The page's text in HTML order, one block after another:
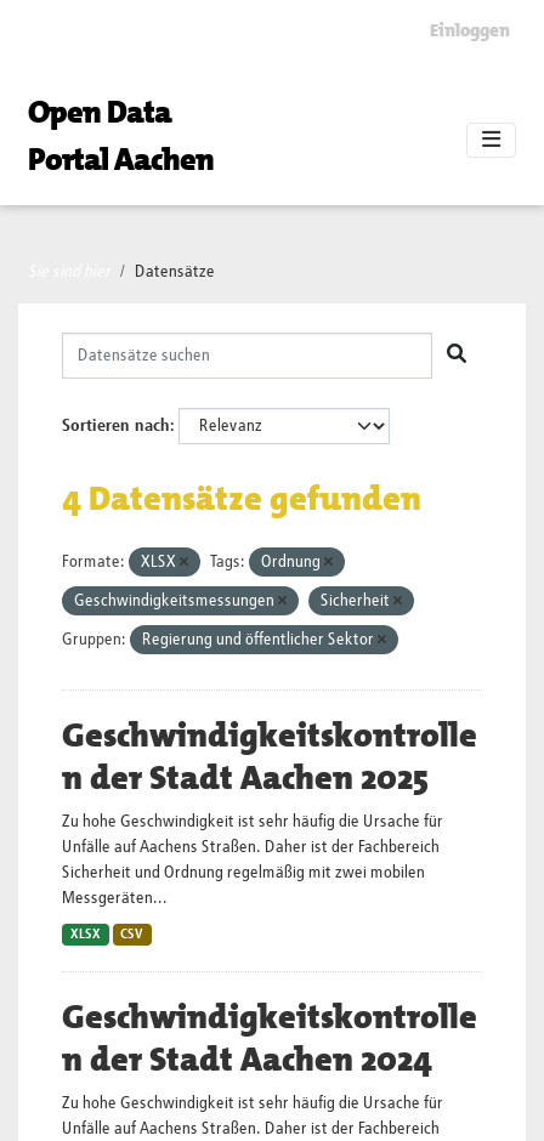
Einloggen
Open Data
Portal Aachen
Datensätze
Sortieren nach
4 Datensätze gefunden
Formate: XLSX Tags: Ordnung
Geschwindigkeitsmessungen Sicherheit
Gruppen: Regierung und öffentlicher Sektor
Geschwindigkeitskontrolle
n der Stadt Aachen 2025
Zu hohe Geschwindigkeit ist sehr häufig die Ursache für
Unfälle auf Aachens Straßen. Daher ist der Fachbereich
Sicherheit und Ordnung regelmäßig mit zwei mobilen
Messgeräten...
XLSX CSV
Geschwindigkeitskontrolle
n der Stadt Aachen 2024
Zu hohe Geschwindigkeit ist sehr häufig die Ursache für
Unfälle auf Aachens Straßen. Daher ist der Fachbereich